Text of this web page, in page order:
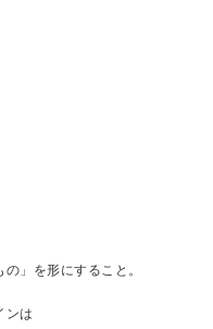
」を形にすること。
ンは